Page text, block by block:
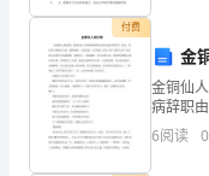
付费
金
金铜仙
病辞职
衰，藩
孙”的贵
6阅读 0